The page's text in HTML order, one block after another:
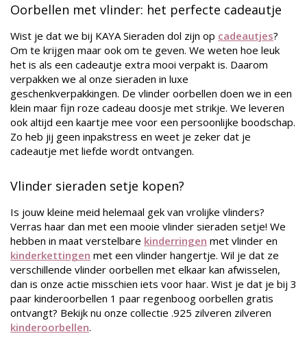
Oorbellen met vlinder: het perfecte cadeautje
Wist je dat we bij KAYA Sieraden dol zijn op cadeautjes?
Om te krijgen maar ook om te geven. We weten hoe leuk
het is als een cadeautje extra mooi verpakt is. Daarom
verpakken we al onze sieraden in luxe
geschenkverpakkingen. De vlinder oorbellen doen we in een
klein maar fijn roze cadeau doosje met strikje. We leveren
ook altijd een kaartje mee voor een persoonlijke boodschap.
Zo heb jij geen inpakstress en weet je zeker dat je
cadeautje met liefde wordt ontvangen.
Vlinder sieraden setje kopen?
Is jouw kleine meid helemaal gek van vrolijke vlinders?
Verras haar dan met een mooie vlinder sieraden setje! We
hebben in maat verstelbare kinderringen met vlinder en
kinderkettingen met een vlinder hangertje. Wil je dat ze
verschillende vlinder oorbellen met elkaar kan afwisselen,
dan is onze actie misschien iets voor haar. Wist je dat je bij 3
paar kinderoorbellen 1 paar regenboog oorbellen gratis
ontvangt? Bekijk nu onze collectie .925 zilveren zilveren
kinderoorbellen.